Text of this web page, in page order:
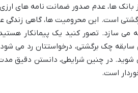
بانک ها، عدم صدور ضمانت نامه های
است. این محرومیت ها، گاهی زندگی
سازد. تصور کنید یک پیمانکار
سابقه چک برگشتی، درخواستتان رد می
شوید. در چنین شرایطی، دانستن دقیق
است.